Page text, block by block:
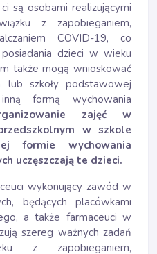
są osobami realizującymi
z zapobieganiem,
COVID-19, co
dzieci w wieku
także mogą wnioskować
lub szkoły podstawowej
formą wychowania
zajęć w
w szkole
formie wychowania
uczęszczają te dzieci.
wykonujący zawód w
będących placówkami
a także farmaceuci w
szereg ważnych zadań
z zapobieganiem,